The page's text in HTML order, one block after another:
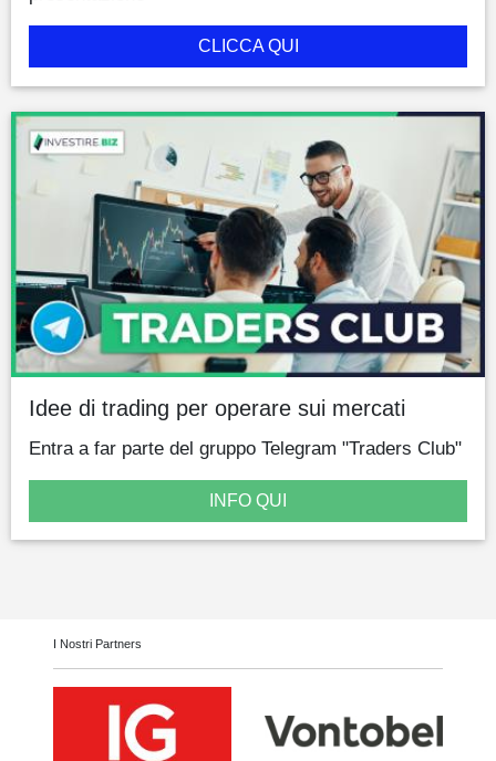
CLICCA QUI
Idee di trading per operare sui mercati
Entra a far parte del gruppo Telegram "Traders Club"
INFO QUI
I Nostri Partners